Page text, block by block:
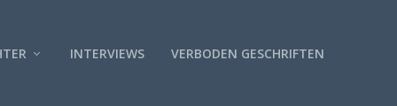
INTERVIEWS VERBODEN GESCHRIFTEN